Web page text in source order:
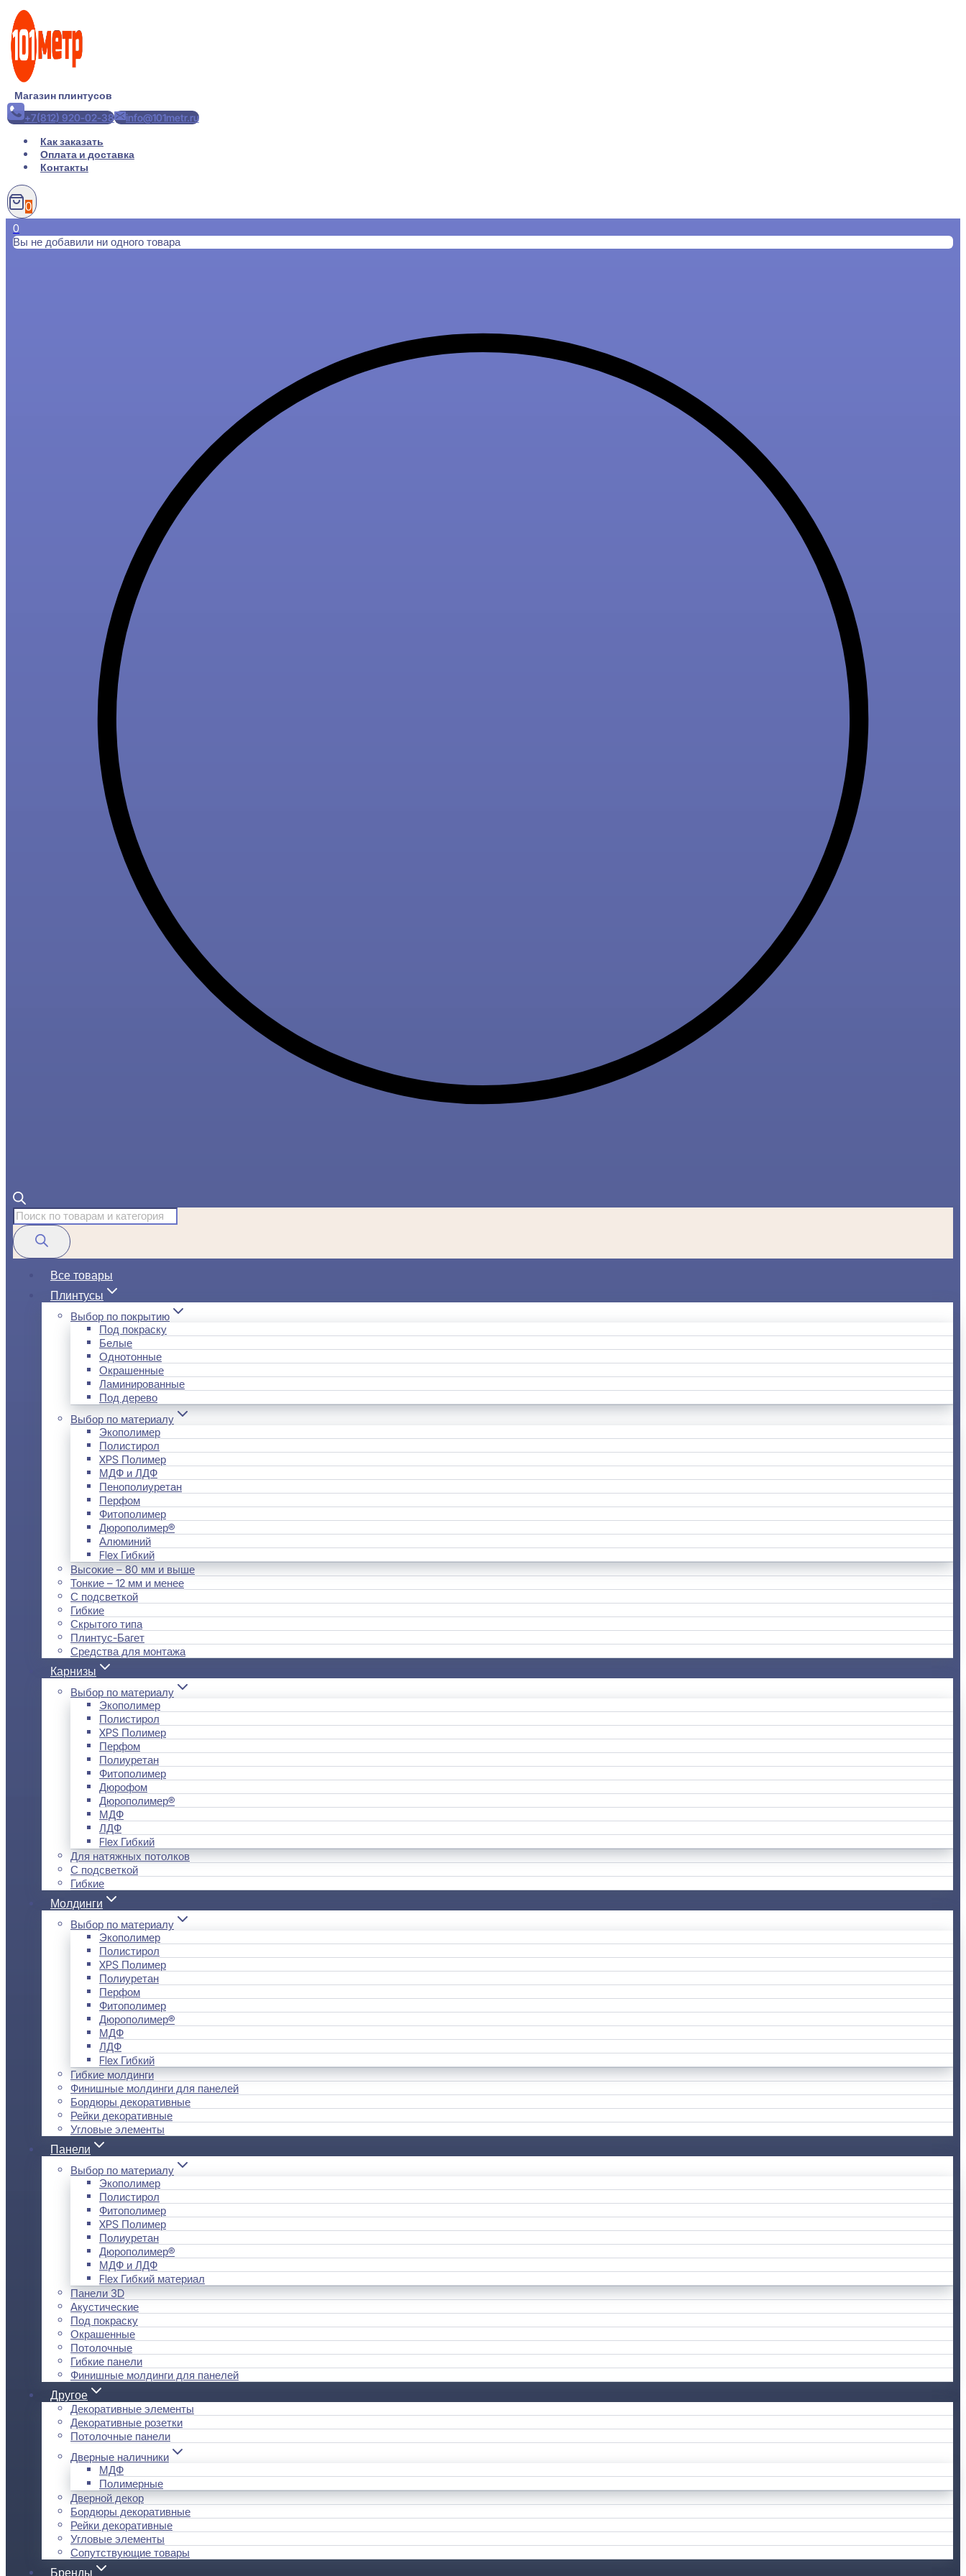
Перейти
содержимому
Магазин плинтусов
+7(812) 920-02-38
info@101metr.ru
Как заказать
Оплата и доставка
Контакты
0
0
Вы не добавили ни одного товара
Поиск
товаров
Все товары
Плинтусы
Выбор по покрытию
Под покраску
Белые
Однотонные
Окрашенные
Ламинированные
Под дерево
Выбор по материалу
Экополимер
Полистирол
XPS Полимер
МДФ и ЛДФ
Пенополиуретан
Перфом
Фитополимер
Дюрополимер®
Алюминий
Flex Гибкий
Высокие – 80 мм и выше
Тонкие – 12 мм и менее
С подсветкой
Гибкие
Скрытого типа
Плинтус-Багет
Средства для монтажа
Карнизы
Выбор по материалу
Экополимер
Полистирол
XPS Полимер
Перфом
Полиуретан
Фитополимер
Дюрофом
Дюрополимер®
МДФ
ЛДФ
Flex Гибкий
Для натяжных потолков
С подсветкой
Гибкие
Молдинги
Выбор по материалу
Экополимер
Полистирол
XPS Полимер
Полиуретан
Перфом
Фитополимер
Дюрополимер®
МДФ
ЛДФ
Flex Гибкий
Гибкие молдинги
Финишные молдинги для панелей
Бордюры декоративные
Рейки декоративные
Угловые элементы
Панели
Выбор по материалу
Экополимер
Полистирол
Фитополимер
XPS Полимер
Полиуретан
Дюрополимер®
МДФ и ЛДФ
Flex Гибкий материал
Панели 3D
Акустические
Под покраску
Окрашенные
Потолочные
Гибкие панели
Финишные молдинги для панелей
Другое
Декоративные элементы
Декоративные розетки
Потолочные панели
Дверные наличники
МДФ
Полимерные
Дверной декор
Бордюры декоративные
Рейки декоративные
Угловые элементы
Сопутствующие товары
Бренды